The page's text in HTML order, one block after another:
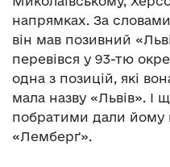
напрямках. За
він мав позивний
перевівся у 93-тю
одна з позицій, які
мала назву «Львів». І
побратими дали йому
«Лемберґ».